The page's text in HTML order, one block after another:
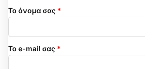
Το όνομα σας *
Το e-mail σας *